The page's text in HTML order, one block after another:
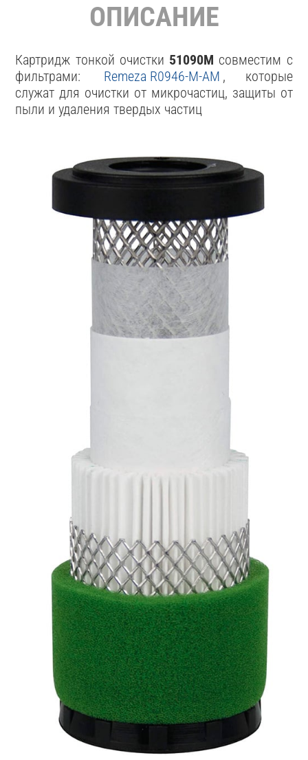
ОПИСАНИЕ
Картридж тонкой очистки 51090M совместим с
фильтрами:
Remeza R0946-M-AM , которые
служат для очистки от микрочастиц, защиты от
пыли и удаления твердых частиц